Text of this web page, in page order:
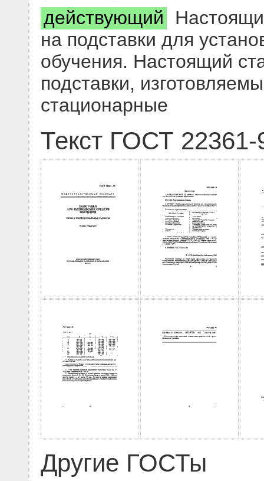
действующий
на подставки для
обучения. Настоящий
подставки,
стационарные
Текст ГОСТ 22361-
Другие ГОСТы